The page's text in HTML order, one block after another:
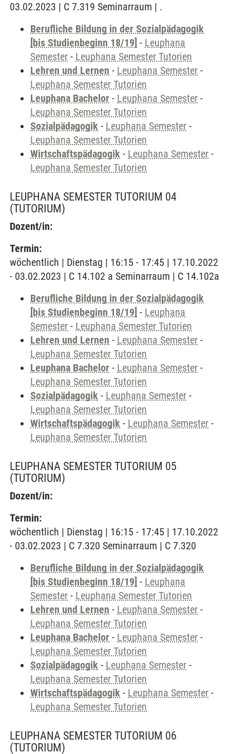
03.02.2023 | C 7.319 Seminarraum | .
Berufliche Bildung in der Sozialpädagogik
[bis Studienbeginn 18/19] - Leuphana
Semester - Leuphana Semester Tutorien
Lehren und Lernen - Leuphana Semester -
Leuphana Semester Tutorien
Leuphana Bachelor - Leuphana Semester -
Leuphana Semester Tutorien
Sozialpädagogik - Leuphana Semester -
Leuphana Semester Tutorien
Wirtschaftspädagogik - Leuphana Semester -
Leuphana Semester Tutorien
LEUPHANA SEMESTER TUTORIUM 04
(TUTORIUM)
Dozent/in:
Termin:
wöchentlich | Dienstag | 16:15 - 17:45 | 17.10.2022
- 03.02.2023 | C 14.102 a Seminarraum | C 14.102a
Berufliche Bildung in der Sozialpädagogik
[bis Studienbeginn 18/19] - Leuphana
Semester - Leuphana Semester Tutorien
Lehren und Lernen - Leuphana Semester -
Leuphana Semester Tutorien
Leuphana Bachelor - Leuphana Semester -
Leuphana Semester Tutorien
Sozialpädagogik - Leuphana Semester -
Leuphana Semester Tutorien
Wirtschaftspädagogik - Leuphana Semester -
Leuphana Semester Tutorien
LEUPHANA SEMESTER TUTORIUM 05
(TUTORIUM)
Dozent/in:
Termin:
wöchentlich | Dienstag | 16:15 - 17:45 | 17.10.2022
- 03.02.2023 | C 7.320 Seminarraum | C 7.320
Berufliche Bildung in der Sozialpädagogik
[bis Studienbeginn 18/19] - Leuphana
Semester - Leuphana Semester Tutorien
Lehren und Lernen - Leuphana Semester -
Leuphana Semester Tutorien
Leuphana Bachelor - Leuphana Semester -
Leuphana Semester Tutorien
Sozialpädagogik - Leuphana Semester -
Leuphana Semester Tutorien
Wirtschaftspädagogik - Leuphana Semester -
Leuphana Semester Tutorien
LEUPHANA SEMESTER TUTORIUM 06
(TUTORIUM)